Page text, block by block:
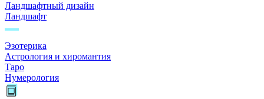
Ландшафтный дизайн
Ландшафт
Эзотерика
Астрология и хиромантия
Таро
Нумерология